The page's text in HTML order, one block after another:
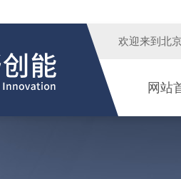
欢迎来到 北
网站